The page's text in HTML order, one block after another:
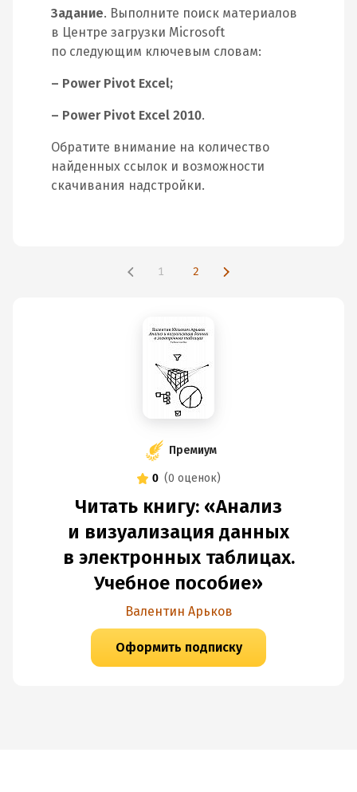
Задание. Выполните поиск материалов
в Центре загрузки Microsoft
по следующим ключевым словам:
– Power Pivot Excel;
– Power Pivot Excel 2010.
Обратите внимание на количество
найденных ссылок и возможности
скачивания надстройки.
1 2
Премиум
0 (0 оценок)
Читать книгу: «Анализ
и визуализация данных
в электронных таблицах.
Учебное пособие»
Валентин Арьков
Оформить подписку